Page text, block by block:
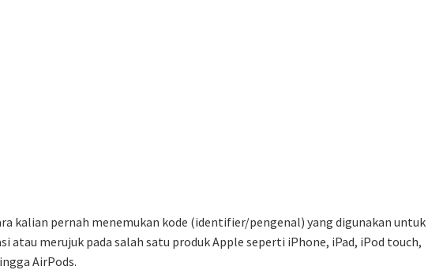
kalian pernah menemukan kode (identifier/pengenal) yang digunakan untuk
atau merujuk pada salah satu produk Apple seperti iPhone, iPad, iPod touch,
AirPods.